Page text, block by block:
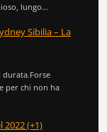
lungo…
Sibilia – La
per chi non ha
(+1)